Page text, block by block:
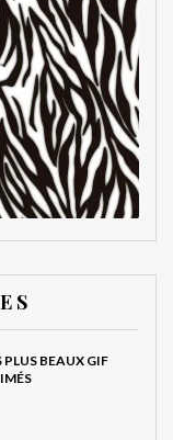
S
PLUS BEAUX GIF